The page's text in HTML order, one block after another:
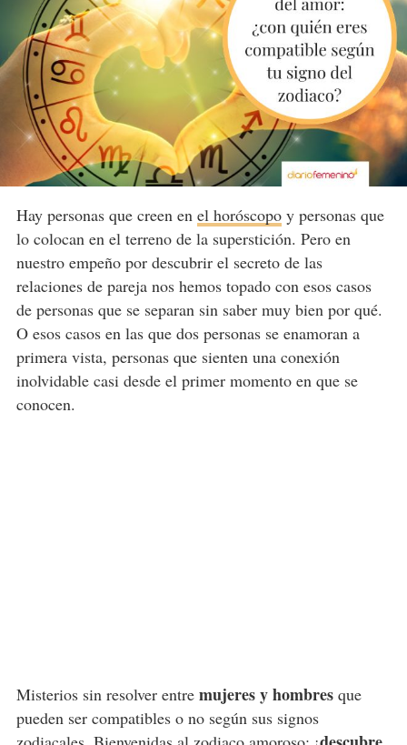
Hay personas que creen en el horóscopoy personas que
lo colocan en el terreno de la superstición. Pero en
nuestro empeño por descubrir el secreto de las
relaciones de pareja nos hemos topado con esos casos
de personas que se separan sin saber muy bien por qué.
O esos casos en las que dos personas se enamoran a
primera vista, personas que sienten una conexión
inolvidable casi desde el primer momento en que se
conocen.
Misterios sin resolver entre mujeres y hombresque
pueden ser compatibles o no según sus signos